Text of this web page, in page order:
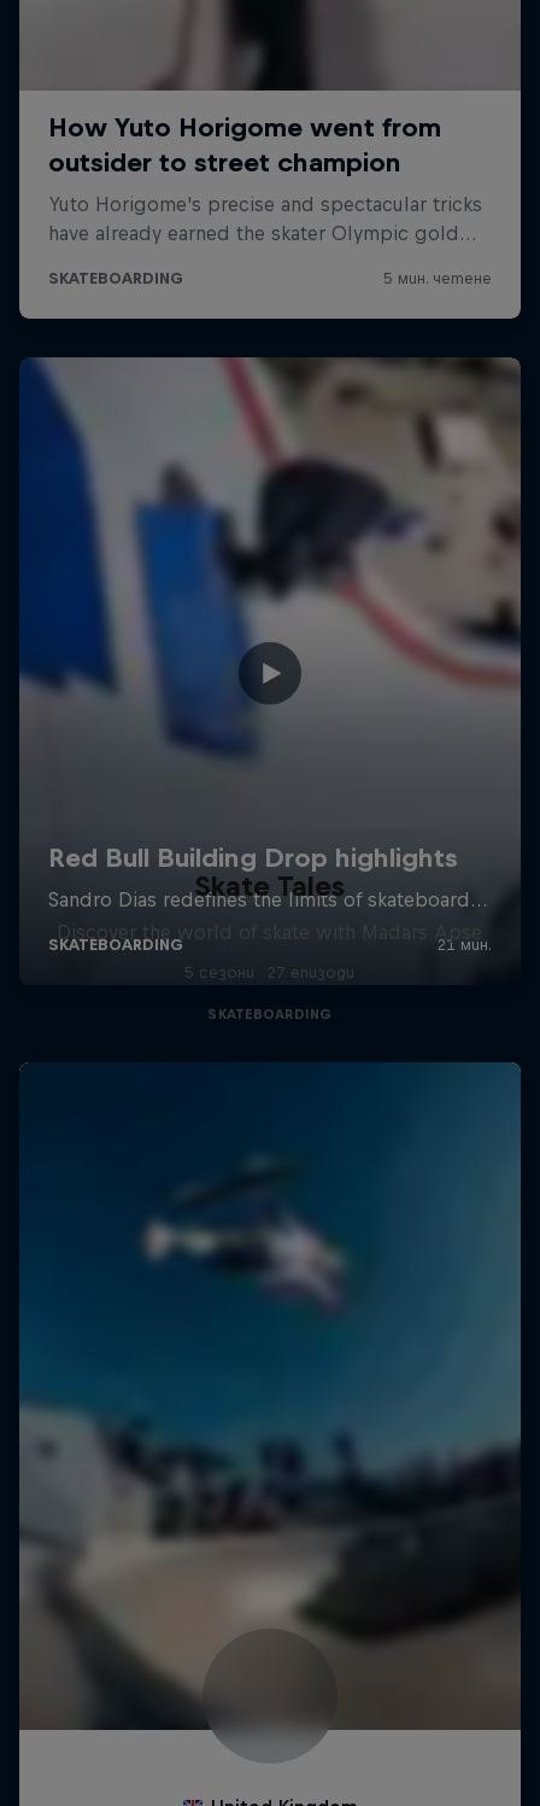
Skate Tales
Discover the world of skate with Madars Apse
5 сезони · 27 епизоди
SKATEBOARDING